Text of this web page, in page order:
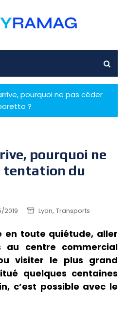
pourquoi ne pas céder
?
pourquoi ne
tentation du
2019 Lyon, Transports
en toute quiétude, aller
au centre commercial
visiter le plus grand
quelques centaines
c’est possible avec le